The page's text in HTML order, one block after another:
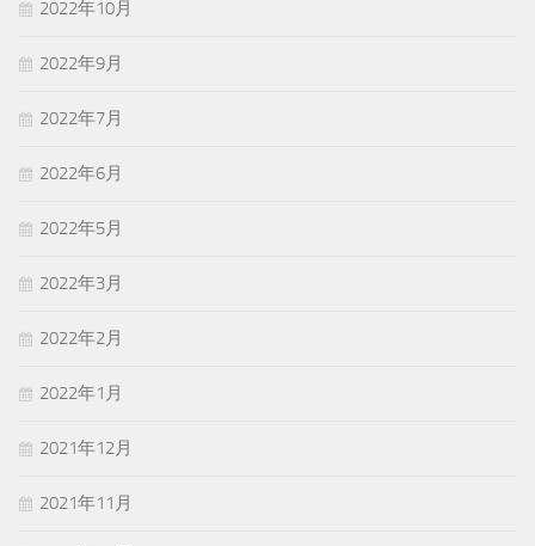
2022年10月
2022年9月
2022年7月
2022年6月
2022年5月
2022年3月
2022年2月
2022年1月
2021年12月
2021年11月